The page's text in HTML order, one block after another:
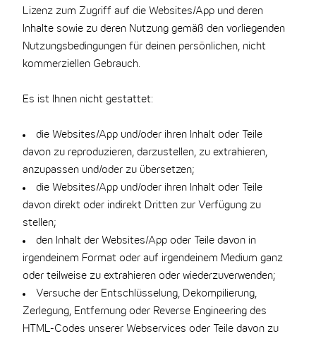
Lizenz zum Zugriff auf die Websites/App und deren
Inhalte sowie zu deren Nutzung gemäß den vorliegenden
Nutzungsbedingungen für deinen persönlichen, nicht
kommerziellen Gebrauch.
Es ist Ihnen nicht gestattet:
die Websites/App und/oder ihren Inhalt oder Teile
davon zu reproduzieren, darzustellen, zu extrahieren,
anzupassen und/oder zu übersetzen;
die Websites/App und/oder ihren Inhalt oder Teile
davon direkt oder indirekt Dritten zur Verfügung zu
stellen;
den Inhalt der Websites/App oder Teile davon in
irgendeinem Format oder auf irgendeinem Medium ganz
oder teilweise zu extrahieren oder wiederzuverwenden;
Versuche der Entschlüsselung, Dekompilierung,
Zerlegung, Entfernung oder Reverse Engineering des
HTML-Codes unserer Webservices oder Teile davon zu